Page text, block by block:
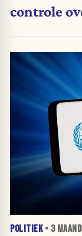
controle
POLITIEK• 3